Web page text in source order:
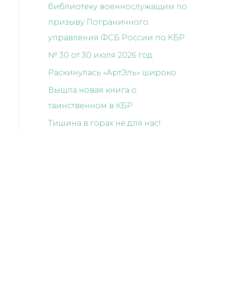
библиотеку военнослужащим по
призыву Пограничного
управления ФСБ России по КБР.
№ 30 от 30 июля 2026 год
Раскинулась «АртЭль» широко
Вышла новая книга о
таинственном в КБР
Тишина в горах не для нас!